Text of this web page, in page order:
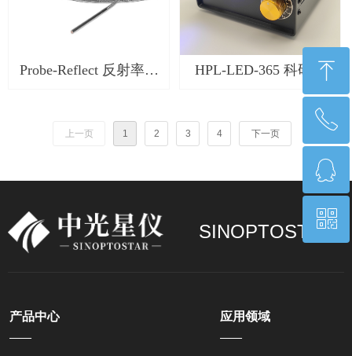
Probe-Reflect 反射率探
HPL-LED-365 科研级
上一页 1 2 3 4 下一页
产品中心
——
应用领域
——
SINOPTOSTAR
ꁸ
回到顶部
ꂅ
17268550255
ꁗ
QQ客服
ꀥ